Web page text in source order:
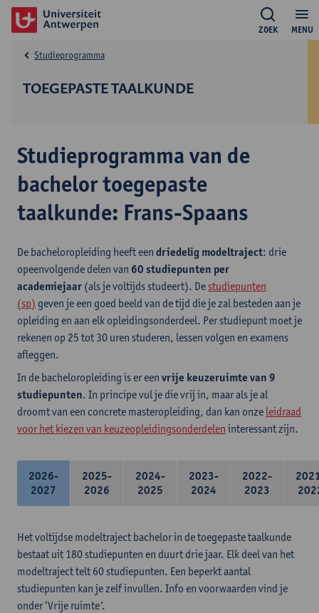
MENU
ZOEK
TOEGEPASTE TAALKUNDE
Studieprogramma
Studieprogramma van de
bachelor toegepaste
taalkunde: Frans-Spaans
De bacheloropleiding heeft een driedelig modeltraject: drie
opeenvolgende delen van 60 studiepunten per
academiejaar (als je voltijds studeert). De studiepunten
(sp) geven je een goed beeld van de tijd die je zal besteden aan je
opleiding en aan elk opleidingsonderdeel. Per studiepunt moet je
rekenen op 25 tot 30 uren studeren, lessen volgen en examens
afleggen.
In de bacheloropleiding is er een vrije keuzeruimte van 9
studiepunten. In principe vul je die vrij in, maar als je al
droomt van een concrete masteropleiding, dan kan onze leidraad
voor het kiezen van keuzeopleidingsonderdelen interessant zijn.
2026-
2027
2025-
2026
2024-
2025
2023-
2024
2022-
2023
Het voltijdse modeltraject bachelor in de toegepaste taalkunde
bestaat uit 180 studiepunten en duurt drie jaar. Elk deel van het
modeltraject telt 60 studiepunten. Een beperkt aantal
studiepunten kan je zelf invullen. Info en voorwaarden vind je
onder ‘Vrije ruimte’.